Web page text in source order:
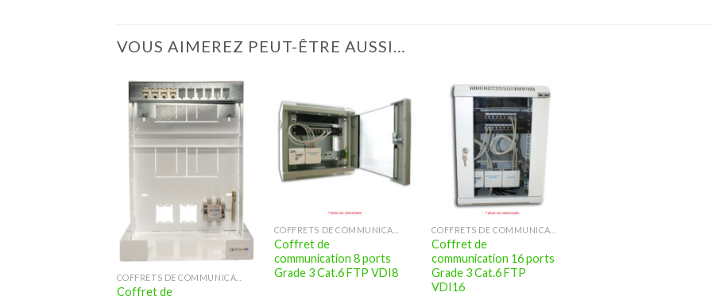
VOUS AIMEREZ PEUT-ÊTRE AUSSI…
COFFRETS DE COMMUNICATION (VDI)
Coffret de
Coffret de
communication 8 ports
Grade 3 Cat.6 FTP VDI8
COFFRETS DE COMMUNICATION (VDI)
Coffret de
communication 16 ports
Grade 3 Cat.6 FTP
VDI16